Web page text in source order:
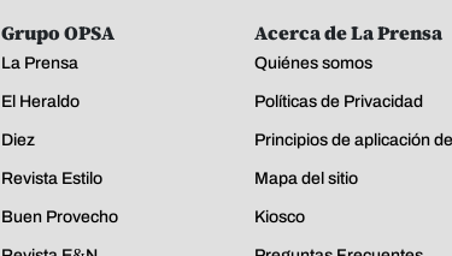
Grupo OPSA
La Prensa
El Heraldo
Diez
Revista Estilo
Buen Provecho
Acerca de La Prensa
Quiénes somos
Políticas de Privacidad
Principios de aplicación
Mapa del sitio
Kiosco